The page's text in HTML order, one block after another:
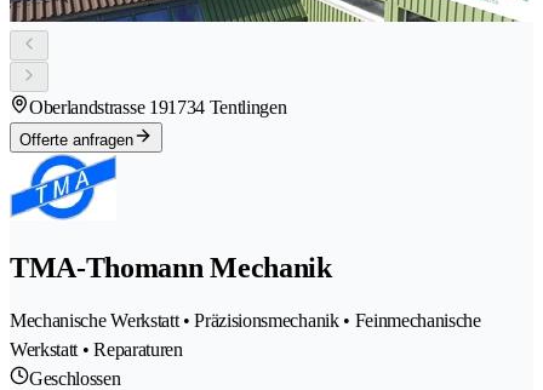
Oberlandstrasse 191734 Tentlingen
Offerte anfragen
TMA-Thomann Mechanik
Mechanische Werkstatt • Präzisionsmechanik • Feinmechanische
Werkstatt • Reparaturen
Geschlossen